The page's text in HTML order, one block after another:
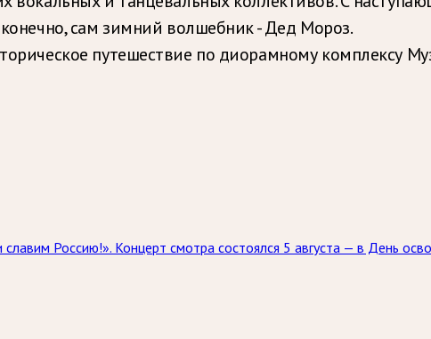
сам зимний волшебник - Дед Мороз.
путешествие по диорамному комплексу
Россию!». Концерт смотра состоялся 5 августа — в День